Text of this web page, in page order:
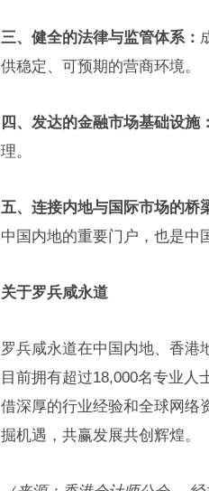
三、 健全的法律与监管体系：
供稳定、可预期的营商环境。
四、 发达的金融市场基础设施：
理。
五、 连接内地与国际市场的桥
中国内地的重要门户，也是中
关于罗兵咸永道
罗兵咸永道在中国内地、香港
目前拥有超过18,000名专业
借深厚的行业经验和全球网络
掘机遇，共赢发展共创辉煌。